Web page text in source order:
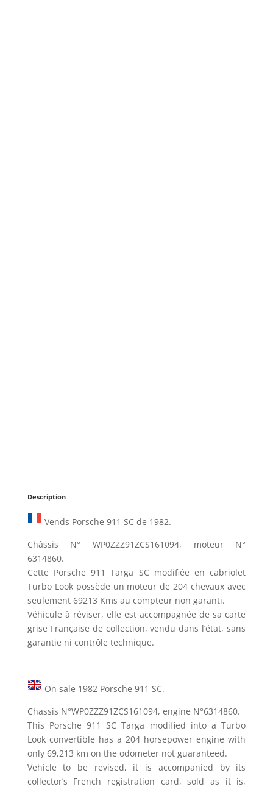
Description
Vends Porsche 911 SC de 1982.
Châssis N° WP0ZZZ91ZCS161094, moteur N°
6314860.
Cette Porsche 911 Targa SC modifiée en cabriolet
Turbo Look possède un moteur de 204 chevaux avec
seulement 69213 Kms au compteur non garanti.
Véhicule à réviser, elle est accompagnée de sa carte
grise Française de collection, vendu dans l’état, sans
garantie ni contrôle technique.
On sale 1982 Porsche 911 SC.
Chassis N°WP0ZZZ91ZCS161094, engine N°6314860.
This Porsche 911 SC Targa modified into a Turbo
Look convertible has a 204 horsepower engine with
only 69,213 km on the odometer not guaranteed.
Vehicle to be revised, it is accompanied by its
collector’s French registration card, sold as it is,